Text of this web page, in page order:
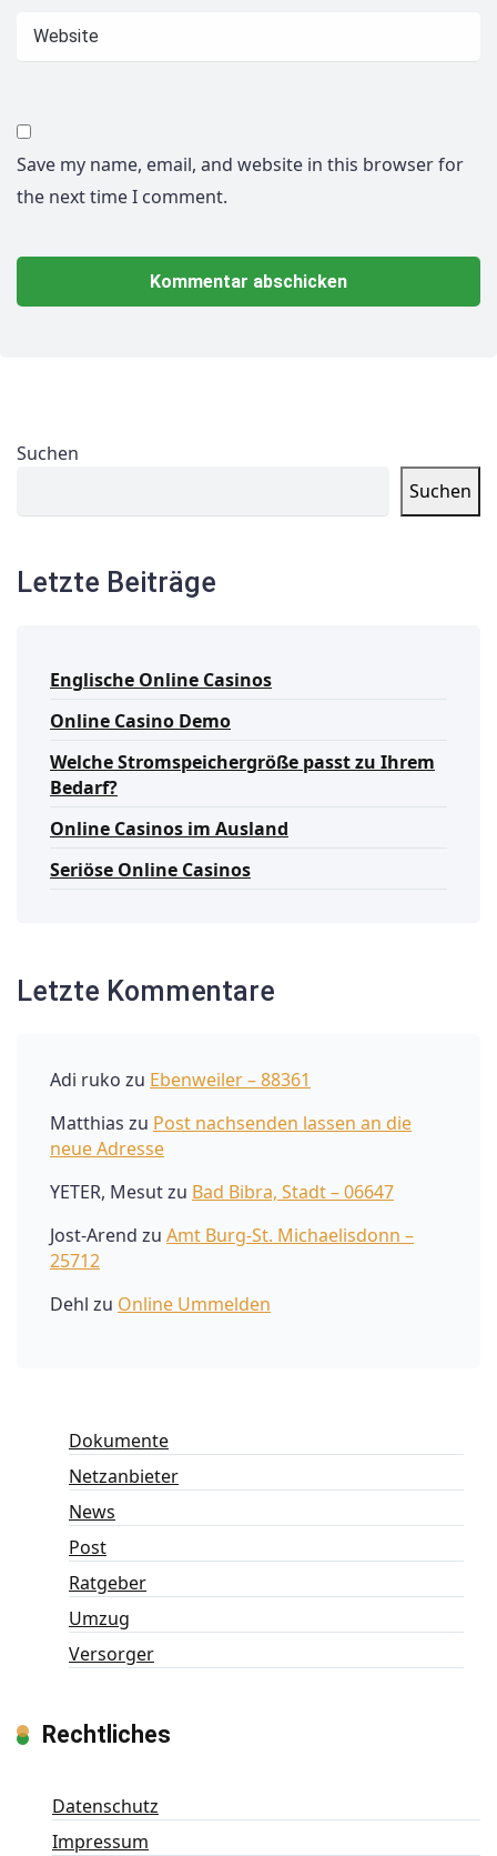
Save my name, email, and website in this browser for
the next time I comment.
Suchen
Suchen
Letzte Beiträge
Englische Online Casinos
Online Casino Demo
Welche Stromspeichergröße passt zu Ihrem
Bedarf?
Online Casinos im Ausland
Seriöse Online Casinos
Letzte Kommentare
Adi ruko zu Ebenweiler – 88361
Matthias zu Post nachsenden lassen an die
neue Adresse
YETER, Mesutzu Bad Bibra, Stadt – 06647
Jost-Arend zu Amt Burg-St. Michaelisdonn –
25712
Dehl zu Online Ummelden
Dokumente
Netzanbieter
News
Post
Ratgeber
Umzug
Versorger
Rechtliches
Datenschutz
Impressum